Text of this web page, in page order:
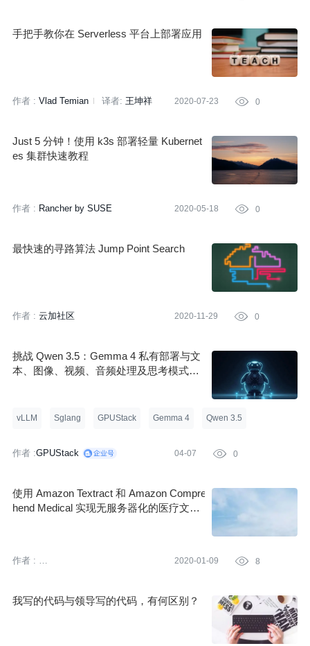
手把手教你在 Serverless 平台上部署应用
作者 : Vlad Temian 译者: 王坤祥
2020-07-23  0
Just 5 分钟！使用 k3s 部署轻量 Kubernet
es 集群快速教程
作者 : Rancher by SUSE 2020-05-18  0
最快速的寻路算法 Jump Point Search
作者 : 云加社区 2020-11-29  0
挑战 Qwen 3.5：Gemma 4 私有部署与文
本、图像、视频、音频处理及思考模式、
vLLM Sglang GPUStack Gemma 4 Qwen 3.5
作者 :GPUStack 04-07  0
使用 Amazon Textract 和 Amazon Compre
hend Medical 实现无服务器化的医疗文档
作者 :
2020-01-09  8
我写的代码与领导写的代码，有何区别？